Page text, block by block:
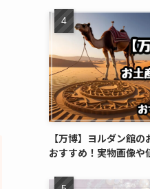
【万博】ヨルダン館
おすすめ！実物画像や